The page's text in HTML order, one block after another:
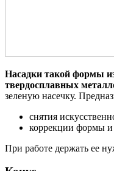
Насадки такой формы
твердосплавных
зеленую насечку.
снятия
коррекции формы и
При работе держать ее